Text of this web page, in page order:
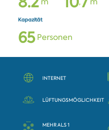
Kapazität
65Personen
INTERNET
LÜFTUNGSMÖGLICHKEIT
MEHR ALS 1